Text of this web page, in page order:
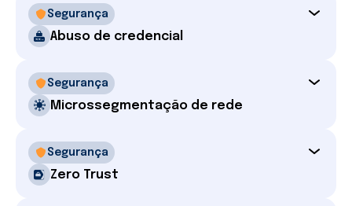
Segurança
Abuso de credencial
Segurança
Microssegmentação de rede
Segurança
Zero Trust